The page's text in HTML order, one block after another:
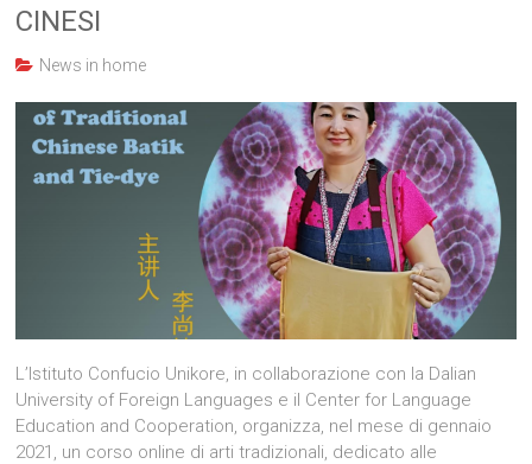
CINESI
News in home
L’Istituto Confucio Unikore, in collaborazione con la Dalian
University of Foreign Languages e il Center for Language
Education and Cooperation, organizza, nel mese di gennaio
2021, un corso online di arti tradizionali, dedicato alle